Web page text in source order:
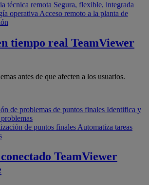
técnica remota Segura, flexible, integrada
operativa Acceso remoto a la planta de
tiempo real TeamViewer
antes de que afecten a los usuarios.
de problemas de puntos finales Identifica y
de puntos finales Automatiza tareas
TeamViewer